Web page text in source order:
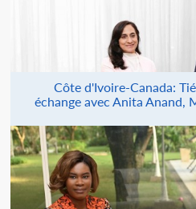
Côte d'Ivoire-Canada:
échange avec Anita Anand,